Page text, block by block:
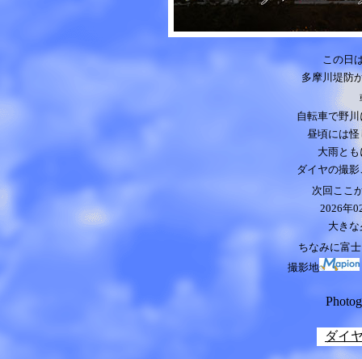
この日
多摩川堤防
自転車で野
昼頃には
大雨と
ダイヤの撮
次回ここ
2026年
大き
ちなみに富
撮影地
ダイ